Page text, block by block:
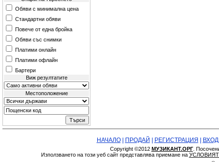
Обяви с минимална цена
Стандартни обяви
Повече от една бройка
Обяви със снимки
Платими онлайн
Платими офлайн
Бартери
Виж резултатите
Местоположение
НАЧАЛО| ПРОДАЙ РЕГИСТРАЦИЯ ВХОД
Copyright ©2012 МУЗИКАНТ.ОРГ.
Използването на този уеб сайт представлява приемане на